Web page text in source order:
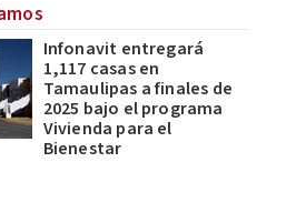
Infonavit entregará
1,117 casas en
Tamaulipas a finales de
2025 bajo el programa
Vivienda para el
Bienestar